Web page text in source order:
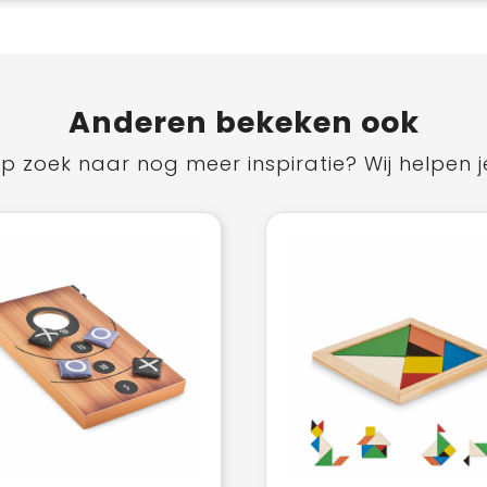
Anderen bekeken ook
zoek naar nog meer inspiratie? Wij helpen